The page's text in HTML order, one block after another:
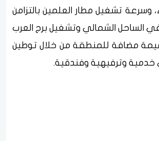
وسرعة تشغيل مطار العلمين بالتزامن
الساحل الشمالي وتشغيل برج العرب
مضافة للمنطقة من خلال توطين
وترفيهية وفندقية.